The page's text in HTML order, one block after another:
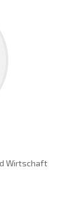
Wirtschaft